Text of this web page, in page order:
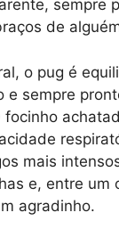
sempre
de
o pug é
e sempre
focinho
mais
e, entre um
agradinho.